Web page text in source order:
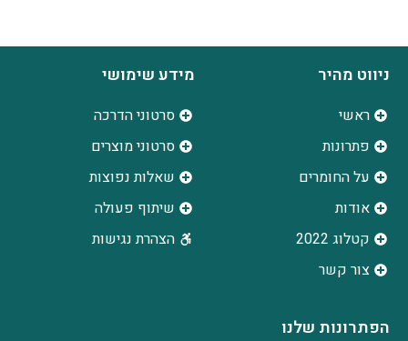
ניווט מהיר
ראשי
פתרונות
על החומרים
אודות
קטלוג 2022
צור קשר
מידע שימושי
סרטוני הדרכה
סרטוני מוצרים
שאלות נפוצות
שיתוף פעולה
הצהרת נגישות
הפתרונות שלנו